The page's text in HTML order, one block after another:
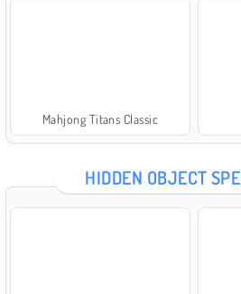
Mahjong Titans Classic
HIDDEN OBJECT